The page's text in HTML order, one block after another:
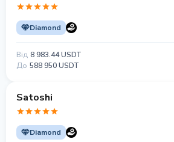
Diamond
Від 8 983.44 USDT
До 588 950 USDT
Satoshi
Diamond